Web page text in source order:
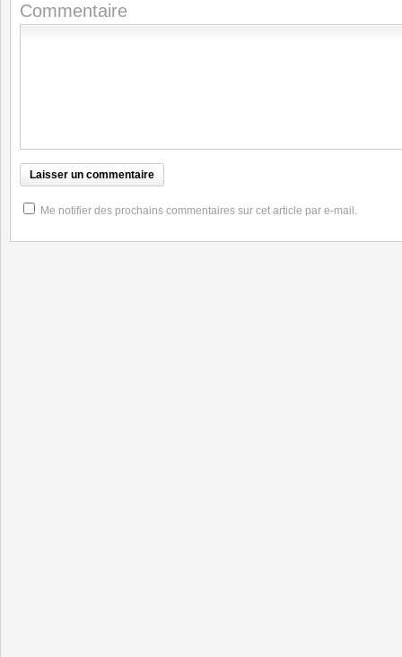
Commentaire
Me notifier des prochains commentaires sur cet article par e-mail.